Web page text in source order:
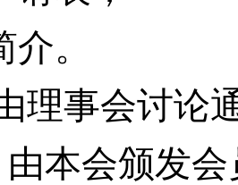
。
理事会讨论
由本会颁发